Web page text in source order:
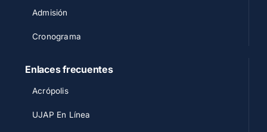
Admisión
Cronograma
Enlaces frecuentes
Acrópolis
UJAP En Línea